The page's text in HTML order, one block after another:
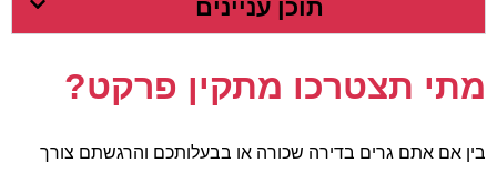
תוכן עניינים
מתי תצטרכו מתקין פרקט?
בין אם אתם גרים בדירה שכורה או בבעלותכם והרגשתם צורך